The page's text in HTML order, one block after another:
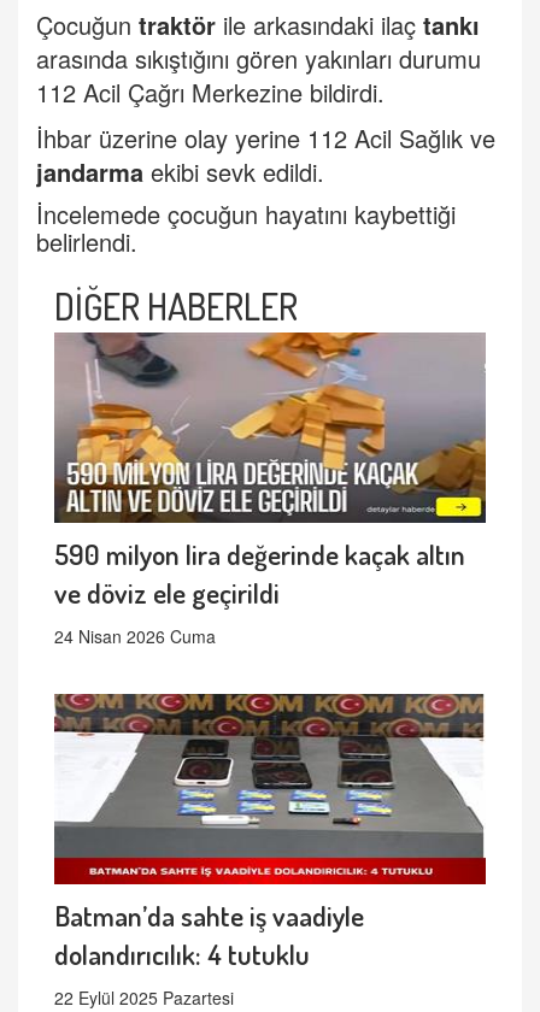
Çocuğun traktör ile arkasındaki ilaç tankı
arasında sıkıştığını gören yakınları durumu
112 Acil Çağrı Merkezine bildirdi.
İhbar üzerine olay yerine 112 Acil Sağlık ve
jandarma ekibi sevk edildi.
İncelemede çocuğun hayatını kaybettiği
belirlendi.
DİĞER HABERLER
590 milyon lira değerinde kaçak altın
ve döviz ele geçirildi
24 Nisan 2026 Cuma
Batman’da sahte iş vaadiyle
dolandırıcılık: 4 tutuklu
22 Eylül 2025 Pazartesi